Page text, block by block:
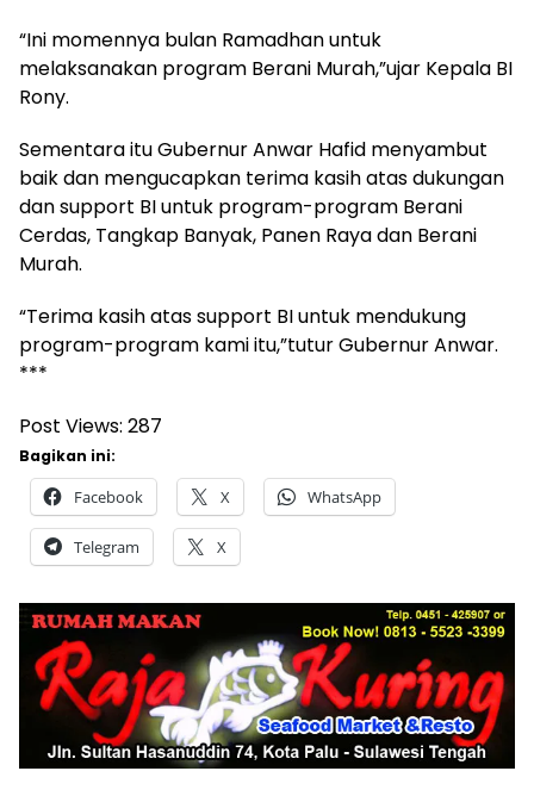
“Ini momennya bulan Ramadhan untuk
melaksanakan program Berani Murah,”ujar Kepala BI
Rony.
Sementara itu Gubernur Anwar Hafid menyambut
baik dan mengucapkan terima kasih atas dukungan
dan support BI untuk program-program Berani
Cerdas, Tangkap Banyak, Panen Raya dan Berani
Murah.
“Terima kasih atas support BI untuk mendukung
program-program kami itu,”tutur Gubernur Anwar.
***
Post Views: 287
Bagikan ini:
Facebook X WhatsApp
Telegram X